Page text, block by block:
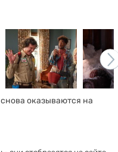
оказываются на